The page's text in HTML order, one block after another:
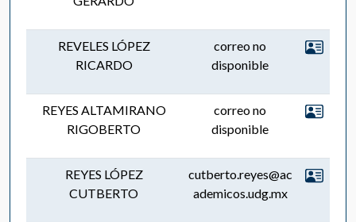
REVELES LÓPEZ
RICARDO
correo no
disponible
REYES ALTAMIRANO
RIGOBERTO
correo no
disponible
REYES LÓPEZ
CUTBERTO
cutberto.reyes@ac
ademicos.udg.mx